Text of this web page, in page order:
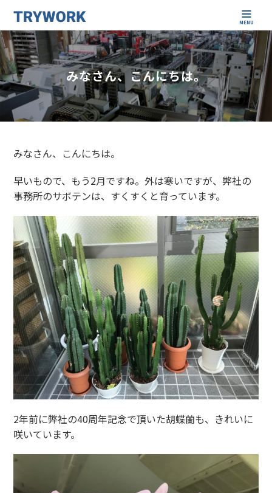
MENU
みなさん、こんにちは。
みなさん、こんにちは。
早いもので、もう2月ですね。外は寒いですが、弊社の
事務所のサボテンは、すくすくと育っています。
2年前に弊社の40周年記念で頂いた胡蝶蘭も、きれいに
咲いています。